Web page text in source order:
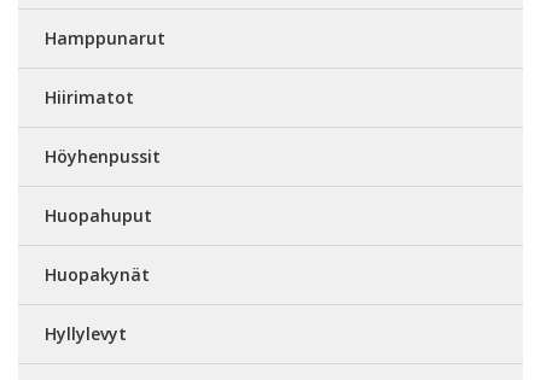
Hamppunarut
Hiirimatot
Höyhenpussit
Huopahuput
Huopakynät
Hyllylevyt